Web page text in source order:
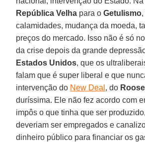
República Velha para oGetulismo
calamidades, mudança da moeda,
preços do mercado. Isso não é só no
da crise depois da grande
Estados Unidos, que os
falam que é super liberal e que
intervenção do New Deal , do
duríssima. Ele não fez acordo com
impôs o que tinha que ser
deveriam ser empregados e
dinheiro público para financiar os